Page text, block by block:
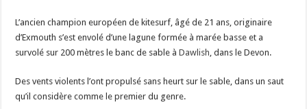
L’ancien champion européen de kitesurf, âgé de 21 ans, originaire
d’Exmouth s’est envolé d’une lagune formée à marée basse et a
survolé sur 200 mètres le banc de sable àDawlish, dans le Devon.
Des vents violents l’ont propulsé sans heurt sur le sable, dans un saut
qu’il considère comme le premier du genre.